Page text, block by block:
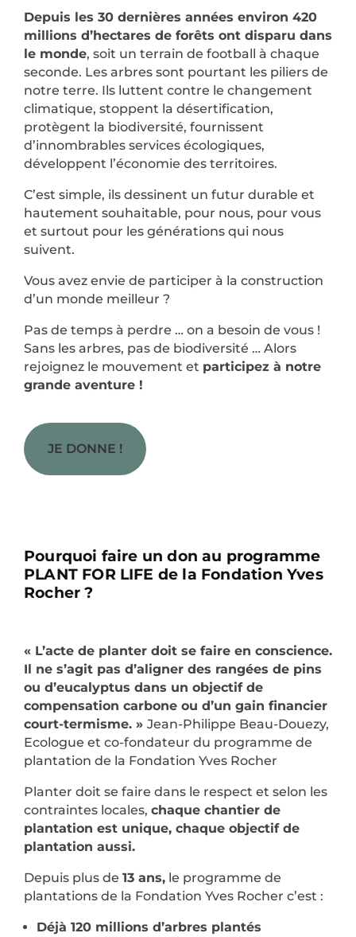
Depuis les 30 dernières années environ 420
millions d’hectares de forêts ont disparu dans
le monde, soit un terrain de football à chaque
seconde. Les arbres sont pourtant les piliers de
notre terre. Ils luttent contre le changement
climatique, stoppent la désertification,
protègent la biodiversité, fournissent
d’innombrables services écologiques,
développent l’économie des territoires.
C’est simple, ils dessinent un futur durable et
hautement souhaitable, pour nous, pour vous
et surtout pour les générations qui nous
suivent.
Vous avez envie de participer à la construction
d’un monde meilleur ?
Pas de temps à perdre … on a besoin de vous !
Sans les arbres, pas de biodiversité … Alors
rejoignez le mouvement et participez à notre
grande aventure !
JE DONNE !
Pourquoi faire un don au programme
PLANT FOR LIFE de la Fondation Yves
Rocher ?
« L’acte de planter doit se faire en conscience.
Il ne s’agit pas d’aligner des rangées de pins
ou d’eucalyptus dans un objectif de
compensation carbone ou d’un gain financier
court-termisme. » Jean-Philippe Beau-Douezy,
Ecologue et co-fondateur du programme de
plantation de la Fondation Yves Rocher
Planter doit se faire dans le respect et selon les
contraintes locales, chaque chantier de
plantation est unique, chaque objectif de
plantation aussi.
Depuis plus de 13 ans, le programme de
plantations de la Fondation Yves Rocher c’est :
Déjà 120 millions d’arbres plantés